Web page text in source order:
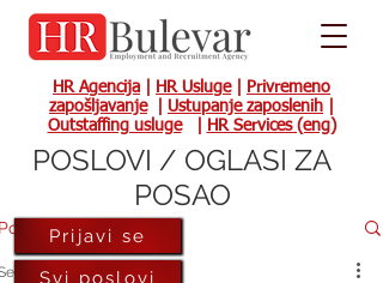
HR Agencija HR Usluge|
Privremeno
zapošljavanje| Ustupanje zaposlenih
Outstaffing usluge| HR Services (eng)
15, 2023
Prijavi se
Svi poslovi
POSLOVI / OGLASI ZA
POSAO